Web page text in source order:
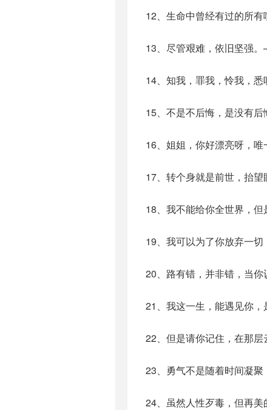
12、生命中曾经有过的所
13、尽管艰难，依旧坚强
14、知我，罪我，怜我，
15、不是不后悔，是没有
16、姐姐，你好漂亮呀，
17、转个身就是前世，抬
18、我不能给你全世界，
19、我可以为了你放弃一
20、路有错，并非错，当
21、我这一生，能遇见你
22、但是请你记住，在那
23、勇气不是随着时间凝
24、虽然人性歹毒，但再